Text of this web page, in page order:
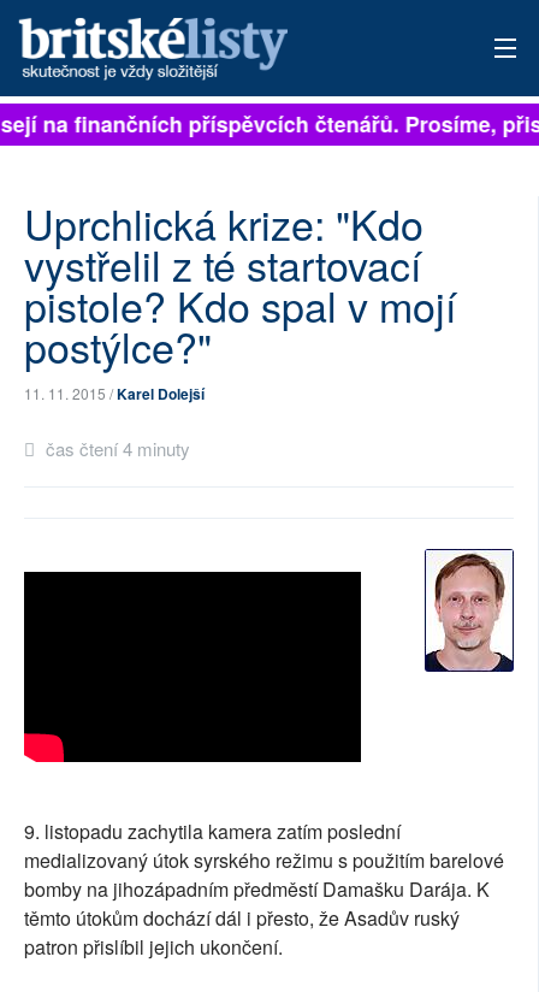
PŘIHLÁSIT
ARCHIV
ROZHOVORY
TÉMATA
NEJČTENĚJŠÍ ZA 7 DNÍ
AUTOŘI
SOCIÁLNÍ SÍTĚ
na finančních příspěvcích čtenářů. Prosíme,
Uprchlická krize: "Kdo
vystřelil z té startovací
pistole? Kdo spal v mojí
postýlce?"
11. 11. 2015 /Karel Dolejší
čas čtení 4 minuty
9. listopadu zachytila kamera zatím poslední
medializovaný útok syrského režimu s použitím barelové
bomby na jihozápadním předměstí Damašku Darája. K
těmto útokům dochází dál i přesto, že Asadův ruský
patron přislíbil jejich ukončení.